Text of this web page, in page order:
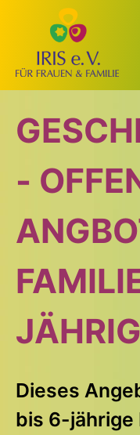
-
Dieses
bis 6-jährige